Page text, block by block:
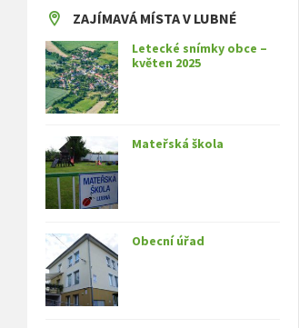
ZAJÍMAVÁ MÍSTA V LUBNÉ
Letecké snímky obce –
květen 2025
Mateřská škola
Obecní úřad